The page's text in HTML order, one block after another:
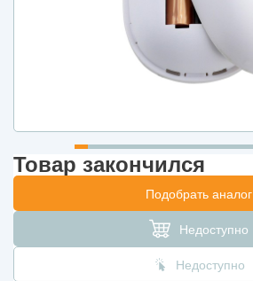
Товар закончился
Подобрать аналог
Недоступно
Недоступно